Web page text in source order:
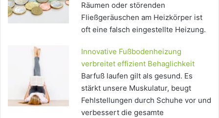
Räumen oder störenden
Fließgeräuschen am Heizkörper ist
oft eine falsch eingestellte Heizung.
Innovative Fußbodenheizung
verbreitet effizient Behaglichkeit
Barfuß laufen gilt als gesund. Es
stärkt unsere Muskulatur, beugt
Fehlstellungen durch Schuhe vor und
verbessert die gesamte